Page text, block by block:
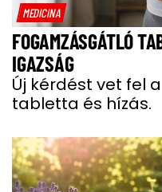
MEDICINA
FOGAMZÁSGÁTLÓ
IGAZSÁG
Új kérdést vet fel
tabletta és hízás.